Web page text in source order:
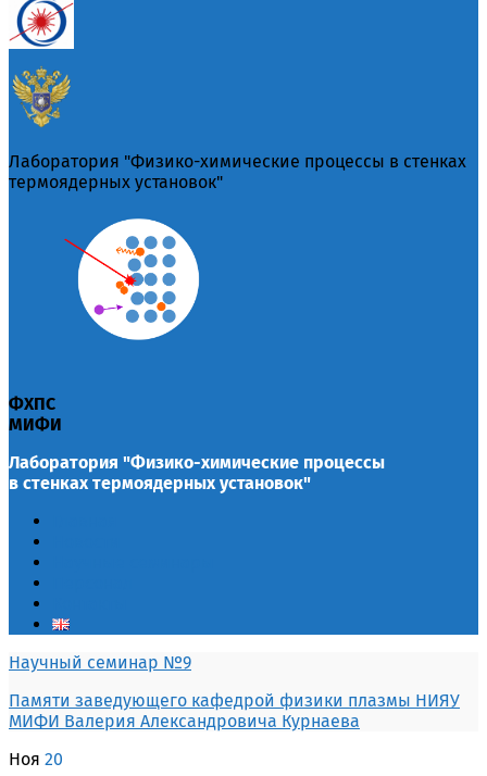
Лаборатория "Физико-химические процессы в стенках
термоядерных установок"
ФХПС
МИФИ
Лаборатория "Физико-химические процессы
в стенках термоядерных установок"
Научный семинар №9
Памяти заведующего кафедрой физики плазмы НИЯУ
МИФИ Валерия Александровича Курнаева
Ноя 20